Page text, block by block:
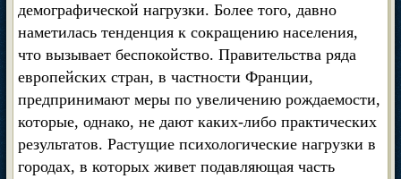
демографической нагрузки. Более того, давно
наметилась тенденция к сокращению населения,
что вызывает беспокойство. Правительства ряда
европейских стран, в частности Франции,
предпринимают меры по увеличению рождаемости,
которые, однако, не дают каких-либо практических
результатов. Растущие психологические нагрузки в
городах, в которых живет подавляющая часть